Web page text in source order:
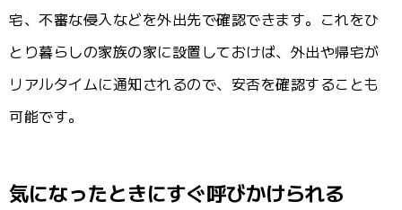
宅、不審な侵入などを外出先で確認できます。これをひ
とり暮らしの家族の家に設置しておけば、外出や帰宅が
リアルタイムに通知されるので、安否を確認することも
可能です。
気になったときにすぐ呼びかけられる